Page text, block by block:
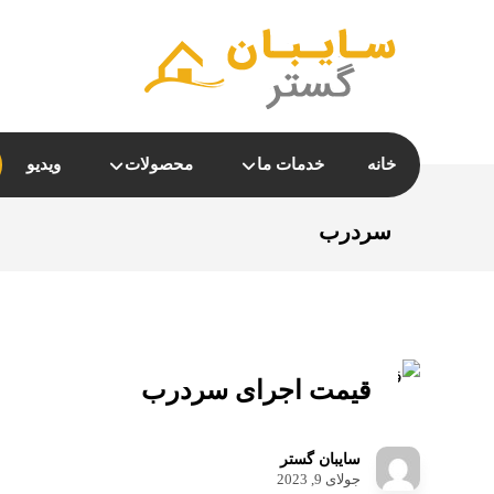
خانه خدمات ما محصولات ویدیو
سردرب
قیمت اجرای سردرب
سایبان گستر
جولای 9, 2023